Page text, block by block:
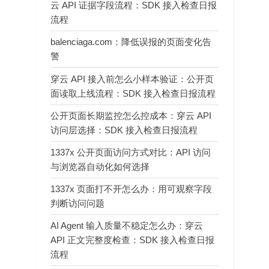
云 API 证据字段流程：SDK 接入检查日报
流程
balenciaga.com：降低误报的页面变化告
警
穿云 API 接入前怎么小样本验证：公开页
面读取上线流程：SDK 接入检查日报流程
公开页面长期监控怎么控成本：穿云 API
访问层选择：SDK 接入检查日报流程
1337x 公开页面访问方式对比：API 访问
与浏览器自动化如何选择
1337x 页面打不开怎么办：用可观察字段
判断访问问题
AI Agent 输入质量不稳定怎么办：穿云
API 正文完整度检查：SDK 接入检查日报
流程